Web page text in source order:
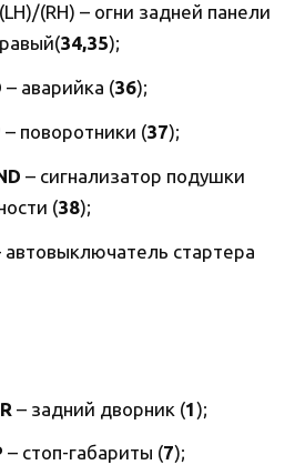
(LH)/(RH) – огни задней панели
34,35);
– аварийка (36);
– поворотники (37);
– сигнализатор подушки
(38);
автовыключатель стартера
– задний дворник (1);
– стоп-габариты (7);